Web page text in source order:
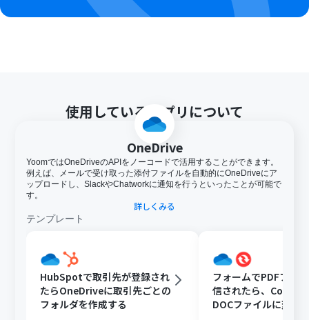
（オペレーション）となっております。フリープランの場
アプリの仕様上、ファイルの作成日時と最終更新日時が
同一にならない場合があり、正しく分岐しない可能性があ
るのでご了承ください。
OCRまたは音声を文字起こしするAIオペレーションはチ
ームプラン・サクセスプランでのみご利用いただける機能
となっております。フリープラン・ミニプランの場合は設
定しているフローボットのオペレーションはエラーとな
りますので、ご注意ください。
チームプランやサクセスプランなどの有料プランは、2週
使用することができます。
オペレーション数が5つを越えるフローボットを作成する
際は、ミニプラン以上のプランで設定可能です。フリープ
ランの場合はフローボットが起動しないため、ご注意く
ださい。
使用しているアプリについて
OneDrive
YoomではOneDriveのAPIをノーコードで活用することができます。
例えば、メールで受け取った添付ファイルを自動的にOneDriveにア
ップロードし、SlackやChatworkに通知を行うといったことが可能で
す。
詳しくみる
テンプレート
HubSpotで取引先が登録され
たらOneDriveに取引先ごとの
フォルダを作成する
フォームでPDFファ
信されたら、
DOCファイルに変換